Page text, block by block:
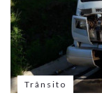
Trânsito